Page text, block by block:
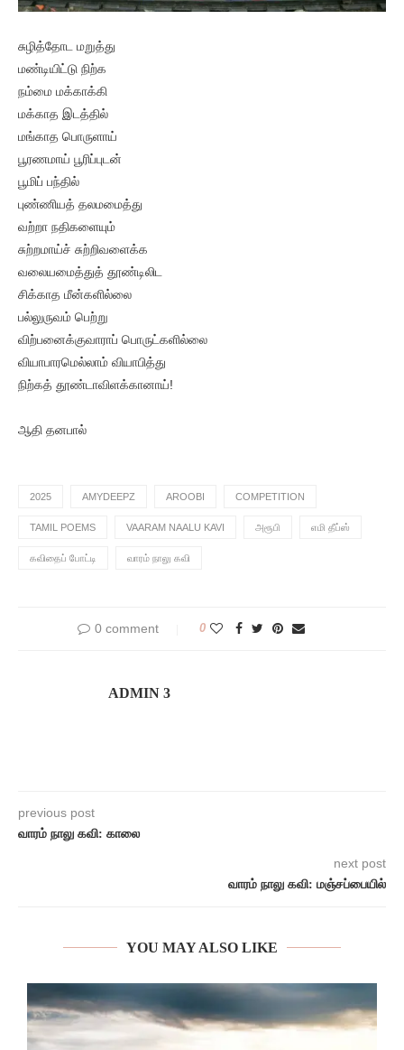
சுழித்தோட மறுத்து
மண்டியிட்டு நிற்க
நம்மை மக்காக்கி
மக்காத இடத்தில்
மங்காத பொருளாய்
பூரணமாய் பூரிப்புடன்
பூமிப் பந்தில்
புண்ணியத் தலமமைத்து
வற்றா நதிகளையும்
சுற்றமாய்ச் சுற்றிவளைக்க
வலையமைத்துத் தூண்டிலிட
சிக்காத மீன்களில்லை
பல்லுருவம் பெற்று
விற்பனைக்குவாராப் பொருட்களில்லை
வியாபாரமெல்லாம் வியாபித்து
நிற்கத் தூண்டாவிளக்கானாய்!
ஆதி தனபால்
2025 AMYDEEPZ AROOBI COMPETITION
TAMIL POEMS VAARAM NAALU KAVI அரூபி எமி தீப்ஸ்
கவிதைப் போட்டி வாரம் நாலு கவி
0 comment 0
ADMIN 3
previous post
வாரம் நாலு கவி: காலை
next post
வாரம் நாலு கவி: மஞ்சப்பையில்
YOU MAY ALSO LIKE